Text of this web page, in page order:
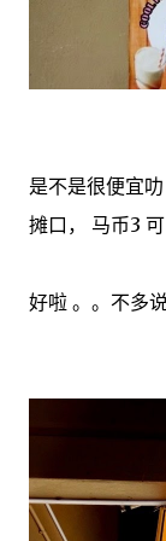
是不是很便宜
摊口， 马币3
好啦 。。不多